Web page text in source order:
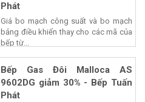
Phát
Giá bo mạch công suất và bo mạch
bảng điều khiển thay cho các mã của
bếp từ...
Bếp Gas Đôi Malloca AS
9602DG giảm 30% - Bếp Tuấn
Phát